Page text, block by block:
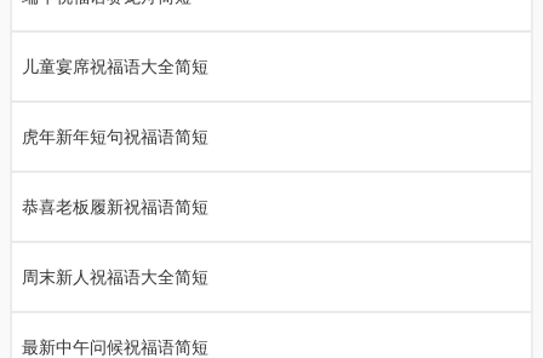
儿童宴席祝福语大全简短
虎年新年短句祝福语简短
恭喜老板履新祝福语简短
周末新人祝福语大全简短
最新中午问候祝福语简短